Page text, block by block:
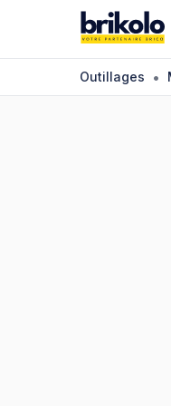
Aller au contenu principal
Outillages •